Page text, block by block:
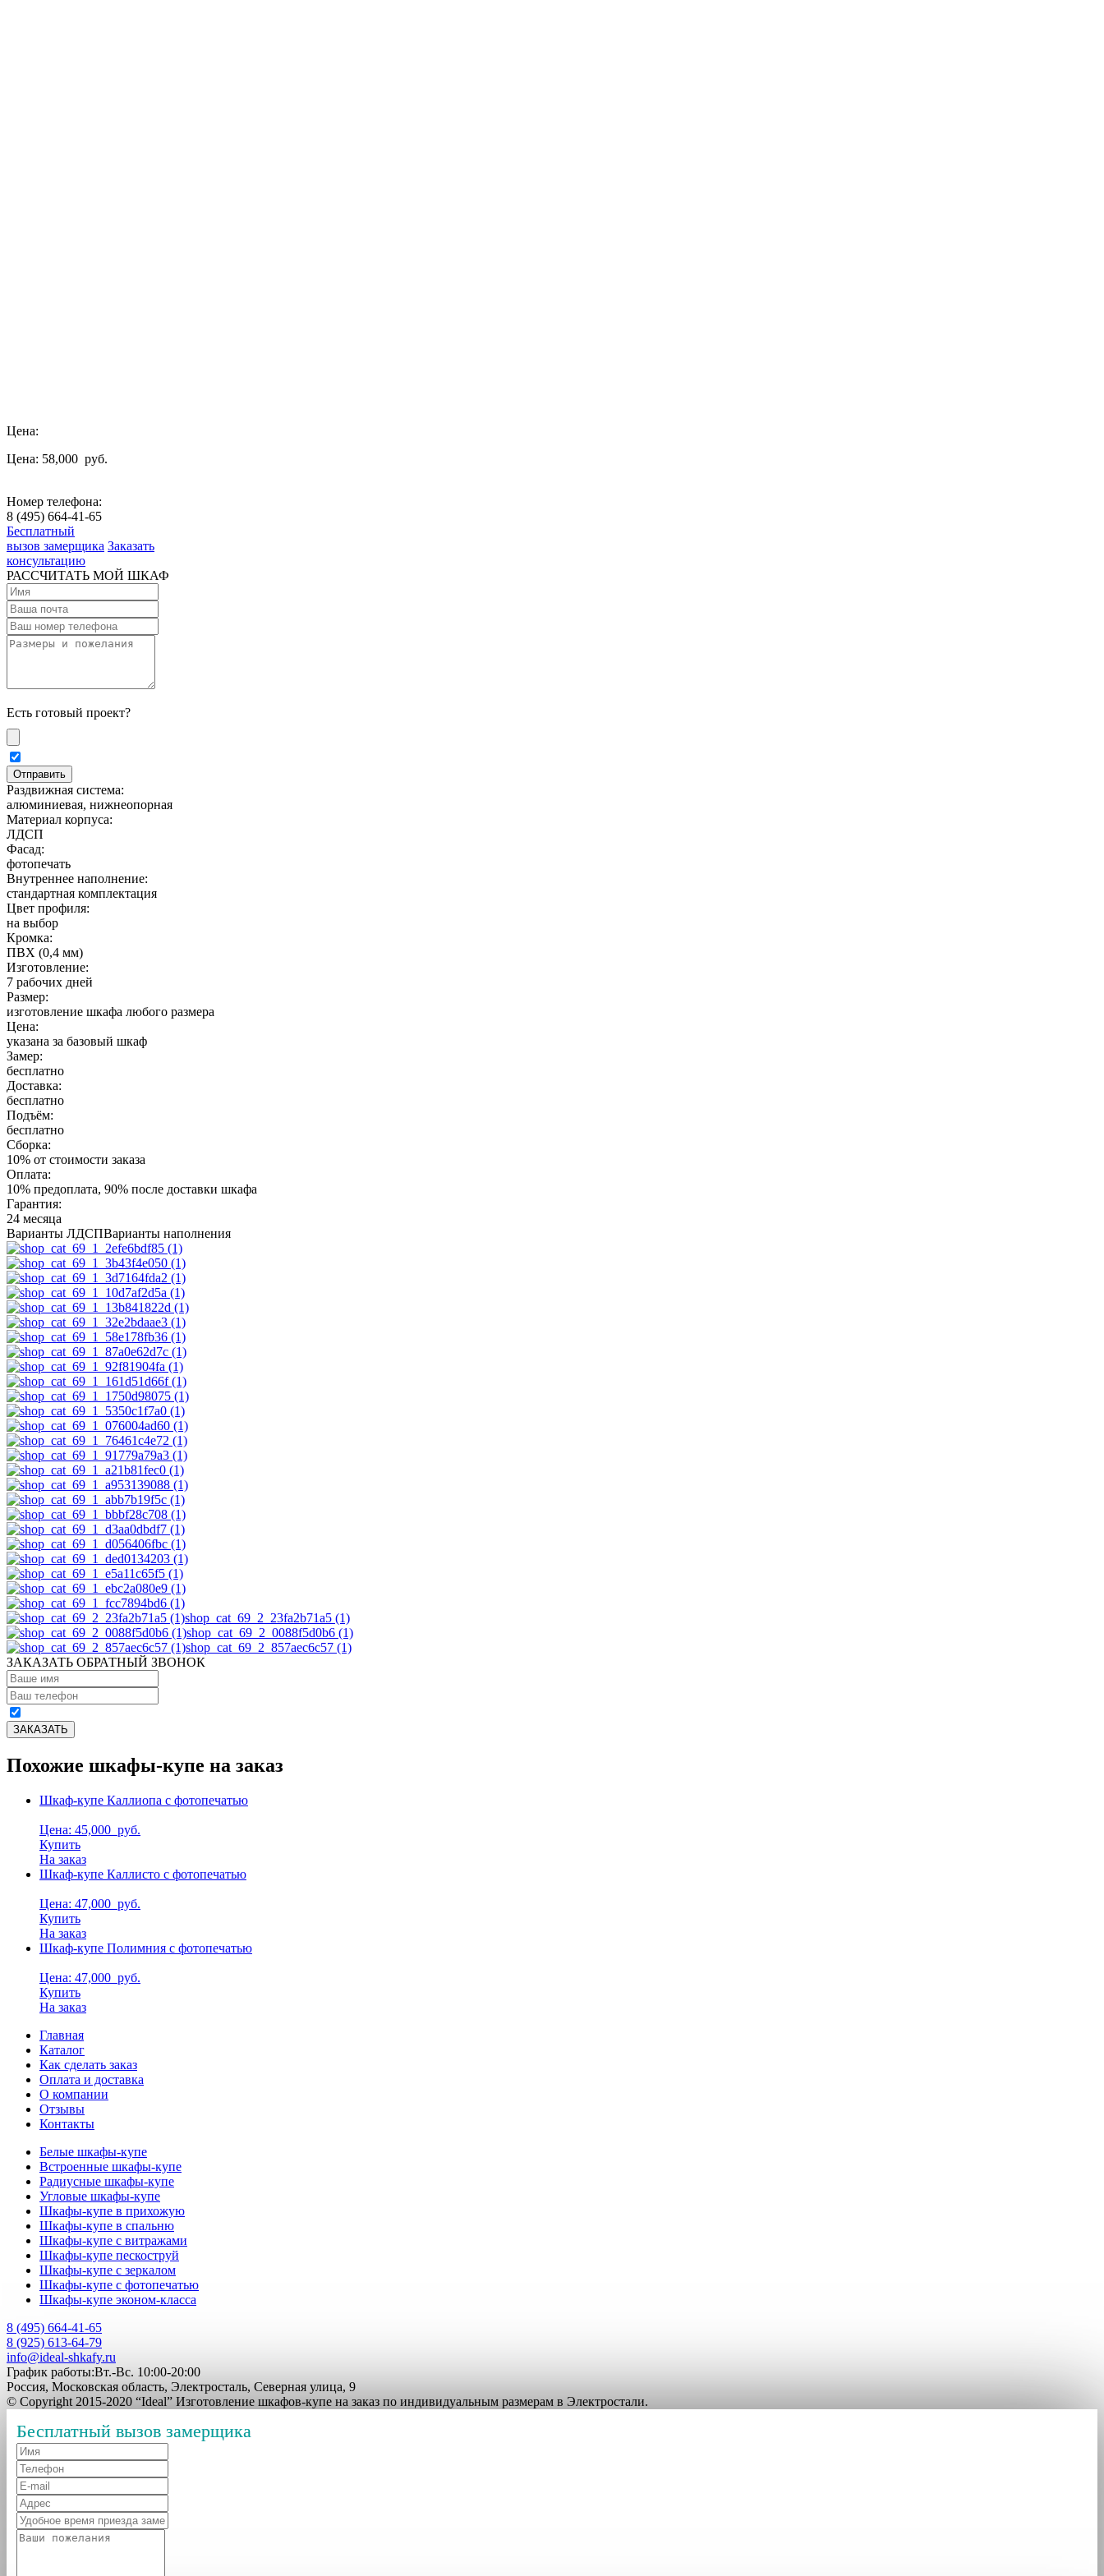
Цена:
Цена: 58,000 руб.
Номер телефона:
8 (495) 664-41-65
Бесплатный
вызов замерщика Заказать
консультацию
РАССЧИТАТЬ МОЙ ШКАФ
Есть готовый проект?
Раздвижная система:
алюминиевая, нижнеопорная
Материал корпуса:
ЛДСП
Фасад:
фотопечать
Внутреннее наполнение:
стандартная комплектация
Цвет профиля:
на выбор
Кромка:
ПВХ (0,4 мм)
Изготовление:
7 рабочих дней
Размер:
изготовление шкафа любого размера
Цена:
указана за базовый шкаф
Замер:
бесплатно
Доставка:
бесплатно
Подъём:
бесплатно
Сборка:
10% от стоимости заказа
Оплата:
10% предоплата, 90% после доставки шкафа
Гарантия:
24 месяца
Варианты ЛДСПВарианты наполнения
shop_cat_69_2_23fa2b71a5 (1)
shop_cat_69_2_0088f5d0b6 (1)
shop_cat_69_2_857aec6c57 (1)
ЗАКАЗАТЬ ОБРАТНЫЙ ЗВОНОК
Похожие шкафы-купе на заказ
Шкаф-купе Каллиопа с фотопечатью
Цена: 45,000 руб.
Купить
На заказ
Шкаф-купе Каллисто с фотопечатью
Цена: 47,000 руб.
Купить
На заказ
Шкаф-купе Полимния с фотопечатью
Цена: 47,000 руб.
Купить
На заказ
Главная
Каталог
Как сделать заказ
Оплата и доставка
О компании
Отзывы
Контакты
Белые шкафы-купе
Встроенные шкафы-купе
Радиусные шкафы-купе
Угловые шкафы-купе
Шкафы-купе в прихожую
Шкафы-купе в спальню
Шкафы-купе с витражами
Шкафы-купе пескоструй
Шкафы-купе с зеркалом
Шкафы-купе с фотопечатью
Шкафы-купе эконом-класса
8 (495) 664-41-65
8 (925) 613-64-79
info@ideal-shkafy.ru
График работы:Вт.-Вс. 10:00-20:00
Россия, Московская область, Электросталь, Северная улица, 9
© Copyright 2015-2020 “Ideal” Изготовление шкафов-купе на заказ по индивидуальным размерам в Электростали.
Бесплатный вызов замерщика